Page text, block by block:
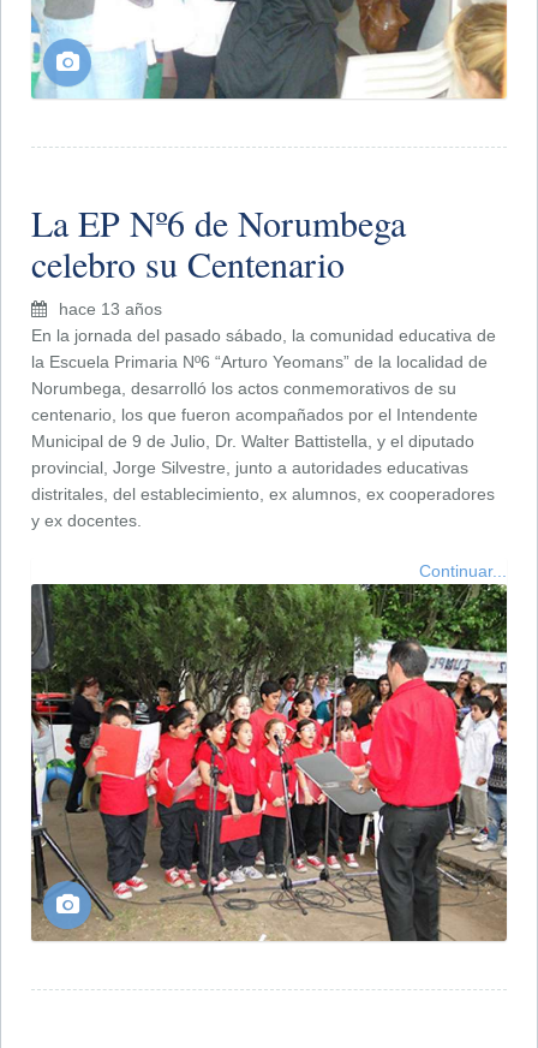
La EP Nº6 de Norumbega
celebro su Centenario
hace 13 años
En la jornada del pasado sábado, la comunidad educativa de
la Escuela Primaria Nº6 “Arturo Yeomans” de la localidad de
Norumbega, desarrolló los actos conmemorativos de su
centenario, los que fueron acompañados por el Intendente
Municipal de 9 de Julio, Dr. Walter Battistella, y el diputado
provincial, Jorge Silvestre, junto a autoridades educativas
distritales, del establecimiento, ex alumnos, ex cooperadores
y ex docentes.
Continuar...